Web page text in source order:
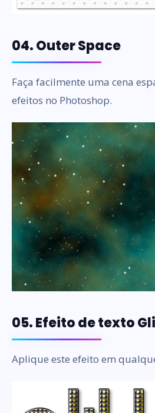
04. Outer Space
Faça facilmente uma cena
efeitos no Photoshop.
05. Efeito de texto
Aplique este efeito em